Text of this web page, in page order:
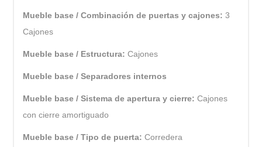
Mueble base / Combinación de puertas y cajones:3
Cajones
Mueble base / Estructura:Cajones
Mueble base / Separadores internos
Mueble base / Sistema de apertura y cierre:Cajones
con cierre amortiguado
Mueble base / Tipo de puerta:Corredera